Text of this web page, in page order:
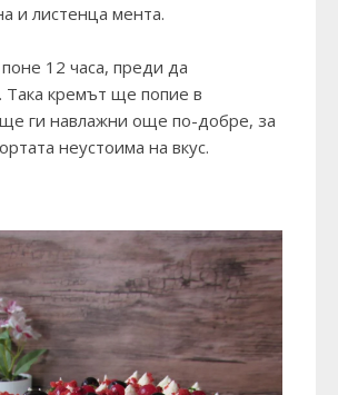
и листенца мента.
12 часа, преди да
Така кремът ще попие в
ги навлажни още по-добре, за
неустоима на вкус.